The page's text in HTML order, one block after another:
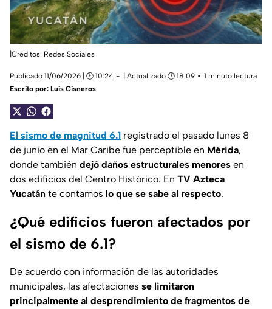
|Créditos: Redes Sociales
Publicado 11/06/2026 | 🕑 10:24 | Actualizado 🕑 18:09
1 minuto lectura
Escrito por: Luis Cisneros
El sismo de magnitud 6.1 registrado el pasado lunes 8
de junio en el Mar Caribe fue perceptible en Mérida,
donde también dejó daños estructurales menores en
dos edificios del Centro Histórico. En TV Azteca
Yucatán te contamos lo que se sabe al respecto.
¿Qué edificios fueron afectados por
el sismo de 6.1?
De acuerdo con información de las autoridades
municipales, las afectaciones se limitaron
principalmente al desprendimiento de fragmentos de